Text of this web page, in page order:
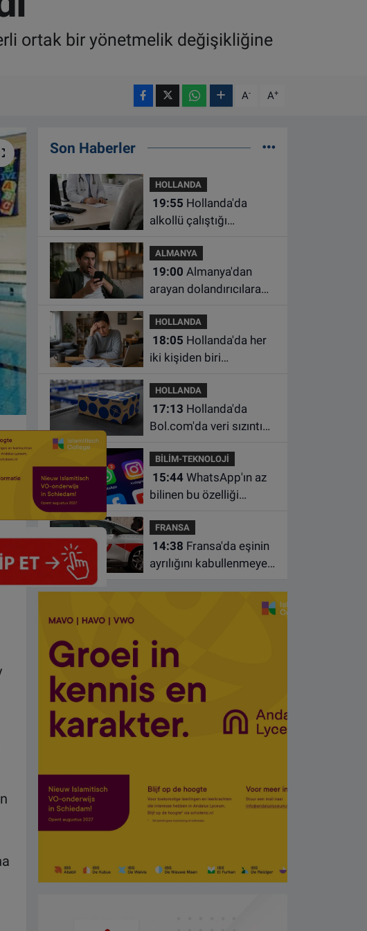
ortak bir yönetmelik değişikliğine
A- A+
Son Haberler
HOLLANDA
19:55
alkollü çalıştığı
çalışma yasağı
ALMANYA
19:00
arayan dolandırıcılara
HOLLANDA
18:05
iki kişiden biri
HOLLANDA
17:13
Bol.com'da veri sızıntısı:
geçirilmiş olabilir
BİLİM-TEKNOLOJİ
15:44WhatsApp'ın az
bilinen bu özelliği
hale getiriyor
FRANSA
14:38
ayrılığını kabullenmeyen